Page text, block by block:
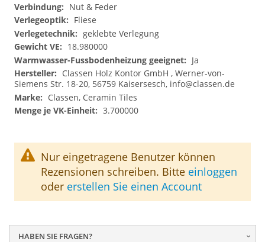
Nut & Feder
Fliese
geklebte Verlegung
18.980000
Ja
Classen Holz Kontor GmbH , Werner-von-
Siemens Str. 18-20, 56759 Kaisersesch, info@classen.de
Classen, Ceramin Tiles
3.700000
Nur eingetragene Benutzer können
Rezensionen schreiben. Bitte einloggen
oder erstellen Sie einen Account
HABEN SIE FRAGEN?